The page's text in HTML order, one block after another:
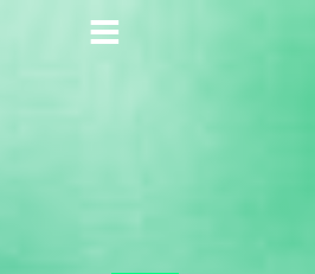
HAUPTMENÜ